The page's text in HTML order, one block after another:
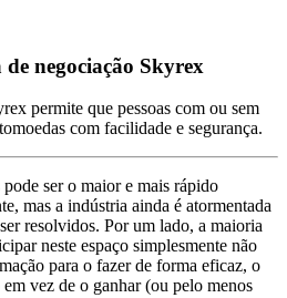
negociação Skyrex
permite que pessoas com ou sem
com facilidade e segurança.
ser o maior e mais rápido
mas a indústria ainda é atormentada
resolvidos. Por um lado, a maioria
neste espaço simplesmente não
para o fazer de forma eficaz, o
vez de o ganhar (ou pelo menos